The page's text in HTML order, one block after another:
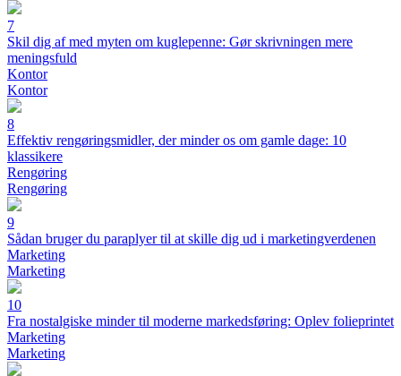
7
Skil dig af med myten om kuglepenne: Gør skrivningen mere
meningsfuld
Kontor
Kontor
8
Effektiv rengøringsmidler, der minder os om gamle dage: 10
klassikere
Rengøring
Rengøring
9
Sådan bruger du paraplyer til at skille dig ud i marketingverdenen
Marketing
Marketing
10
Fra nostalgiske minder til moderne markedsføring: Oplev folieprintet
Marketing
Marketing